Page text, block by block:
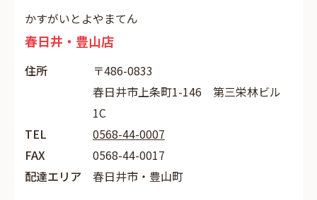
かすがいとよやまてん
春日井・豊山店
住所
〒486-0833
春日井市上条町1-146 第三栄林ビル
1C
TEL
0568-44-0007
FAX
0568-44-0017
配達エリア
春日井市・豊山町